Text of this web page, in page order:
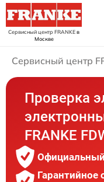
Сервисный центр FRANKEв
Москве
Сервисный центр
Проверка
FRANKE
Гарантийное